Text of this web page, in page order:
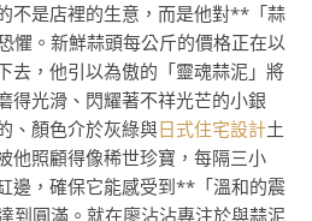
不是店裡的生意，而是他對**「蒜
懼。新鮮蒜頭每公斤的價格正在以
去，他引以為傲的「靈魂蒜泥」將
得光滑、閃耀著不祥光芒的小銀
、顏色介於灰綠與日式住宅設計土
他照顧得像稀世珍寶，每隔三小
邊，確保它能感受到**「溫和的震
到圓滿。就在廖沾沾專注於與蒜泥